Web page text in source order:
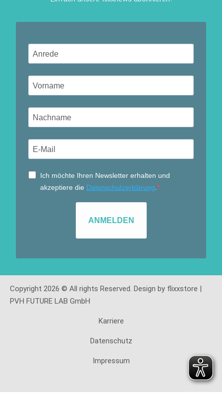
Ich möchte Ihren Newsletter erhalten und
akzeptiere die Datenschutzerklärung
ANMELDEN
Copyright 2026 © All rights Reserved. Design by flixxstore |
PVH FUTURE LAB GmbH
Karriere
Datenschutz
Impressum